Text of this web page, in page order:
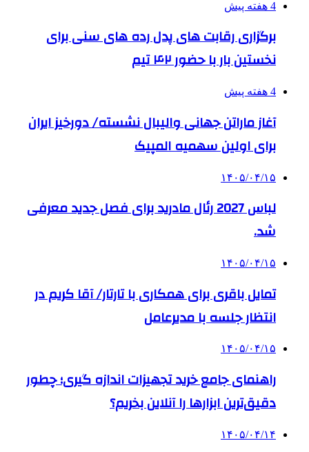
4 هفته پیش
برگزاری رقابت های پدل رده های سنی برای
نخستین بار با حضور ۴۲ تیم
4 هفته پیش
آغاز ماراتن جهانی والیبال نشسته/ دورخیز ایران
برای اولین سهمیه المپیک
۱۴۰۵/۰۴/۱۵
لباس 2027 رئال مادرید برای فصل جدید معرفی
شد.
۱۴۰۵/۰۴/۱۵
تمایل باقری برای همکاری با تارتار/ آقا کریم در
انتظار جلسه با مدیرعامل
۱۴۰۵/۰۴/۱۵
راهنمای جامع خرید تجهیزات اندازه گیری؛ چطور
دقیق‌ترین ابزارها را آنلاین بخریم؟
۱۴۰۵/۰۴/۱۴